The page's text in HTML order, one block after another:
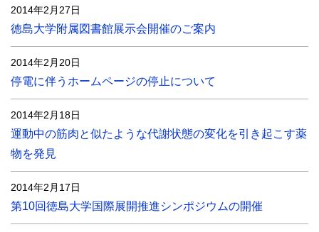
2014年2月27日
徳島大学附属図書館展示会開催のご案内
2014年2月20日
停電に伴うホームページの停止について
2014年2月18日
運動中の筋肉と似たような代謝状態の変化を引き起こす薬
物を発見
2014年2月17日
第10回徳島大学国際展開推進シンポジウムの開催